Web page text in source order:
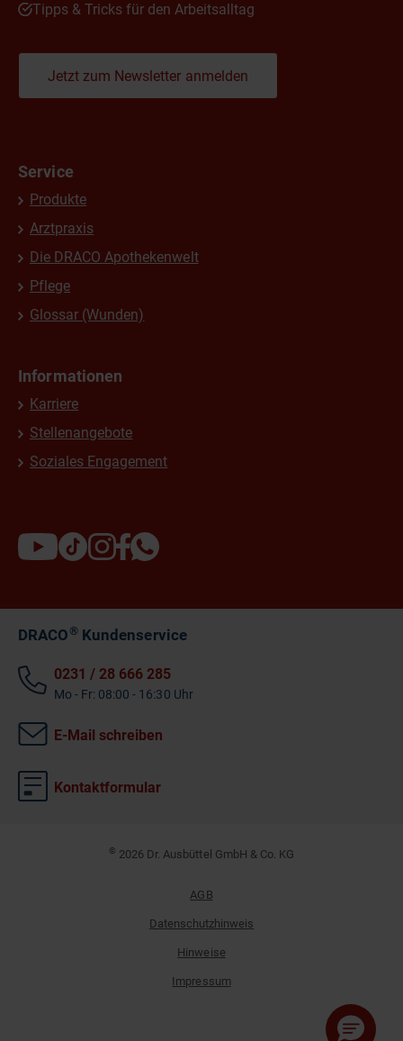
Tipps & Tricks für den Arbeitsalltag
Jetzt zum Newsletter anmelden
Service
Produkte
Arztpraxis
Die DRACO Apothekenwelt
Pflege
Glossar (Wunden)
Informationen
Karriere
Stellenangebote
Soziales Engagement
DRACO®Kundenservice
0231 / 28 666 285
Mo - Fr: 08:00 - 16:30 Uhr
E-Mail schreiben
Kontaktformular
© 2026 Dr. Ausbüttel GmbH & Co. KG
AGB
Datenschutzhinweis
Hinweise
Impressum